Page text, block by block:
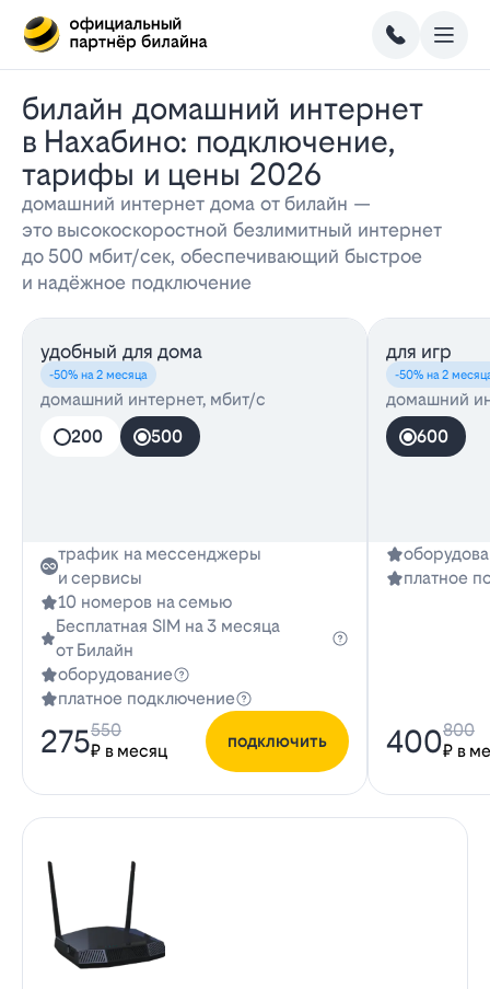
Билайн домашний интернет
в Нахабино: подключение,
тарифы и цены 2026
домашний интернет дома от билайн —
это высокоскоростной безлимитный интернет
до 500 мбит/сек, обеспечивающий быстрое
и надёжное подключение
удобный для дома
-50% на 2 месяца
домашний интернет, мбит/с
200
500
трафик на мессенджеры
и сервисы
10 номеров на семью
Бесплатная SIM на 3 месяца
от Билайн
оборудование
платное подключение
275₽ в месяц
550
подключить
для игр
-50% на 2
домашний
600
платное
400₽ в
800